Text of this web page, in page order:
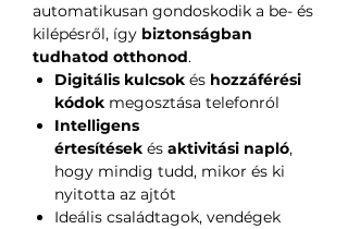
automatikusan gondoskodik a be- és
kilépésről, így biztonságban
tudhatod otthonod.
Digitális kulcsok és hozzáférési
kódok megosztása telefonról
Intelligens
értesítések és aktivitási napló,
hogy mindig tudd, mikor és ki
nyitotta az ajtót
Ideális családtagok, vendégek